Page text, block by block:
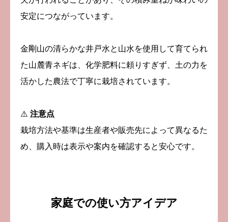
安定につながっています。
金剛山の清らかな井戸水と山水を使用して育てられ
た山麓青ネギは、化学肥料に頼りすぎず、土の力を
活かした農法で丁寧に栽培されています。
⚠️ 注意点
栽培方法や基準は生産者や販売先によって異なるた
め、購入時は表示や案内を確認すると安心です。
家庭での使い方アイデア